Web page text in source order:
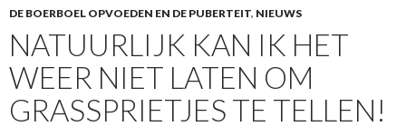
DE BOERBOEL OPVOEDEN EN DE PUBERTEIT, NIEUWS
NATUURLIJK KAN IK HET
WEER NIET LATEN OM
GRASSPRIETJES TE TELLEN!